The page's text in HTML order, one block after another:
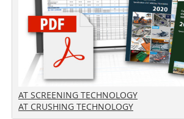
AT SCREENING TECHNOLOGY
AT CRUSHING TECHNOLOGY